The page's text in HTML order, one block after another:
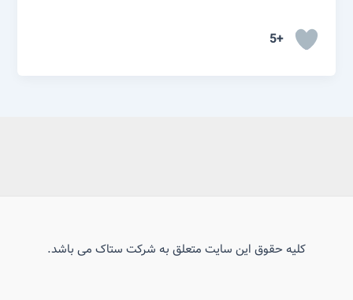
+5
کلیه حقوق این سایت متعلق به شرکت ستاک می باشد.